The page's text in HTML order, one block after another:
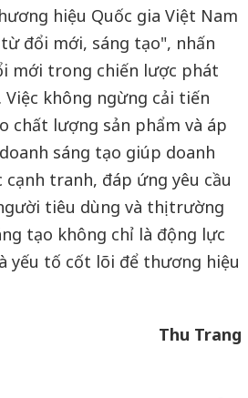
hiệu Quốc gia Việt Nam
đổi mới, sáng tạo", nhấn
mới trong chiến lược phát
không ngừng cải tiến
chất lượng sản phẩm và áp
sáng tạo giúp doanh
tranh, đáp ứng yêu cầu
tiêu dùng và thị trường
tạo không chỉ là động lực
yếu tố cốt lõi để thương hiệu
Thu Trang